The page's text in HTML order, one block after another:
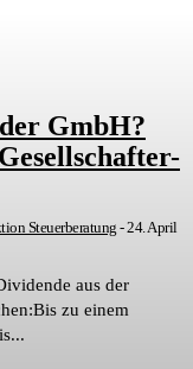
GmbH?
Steuerberatung-24. April
aus der